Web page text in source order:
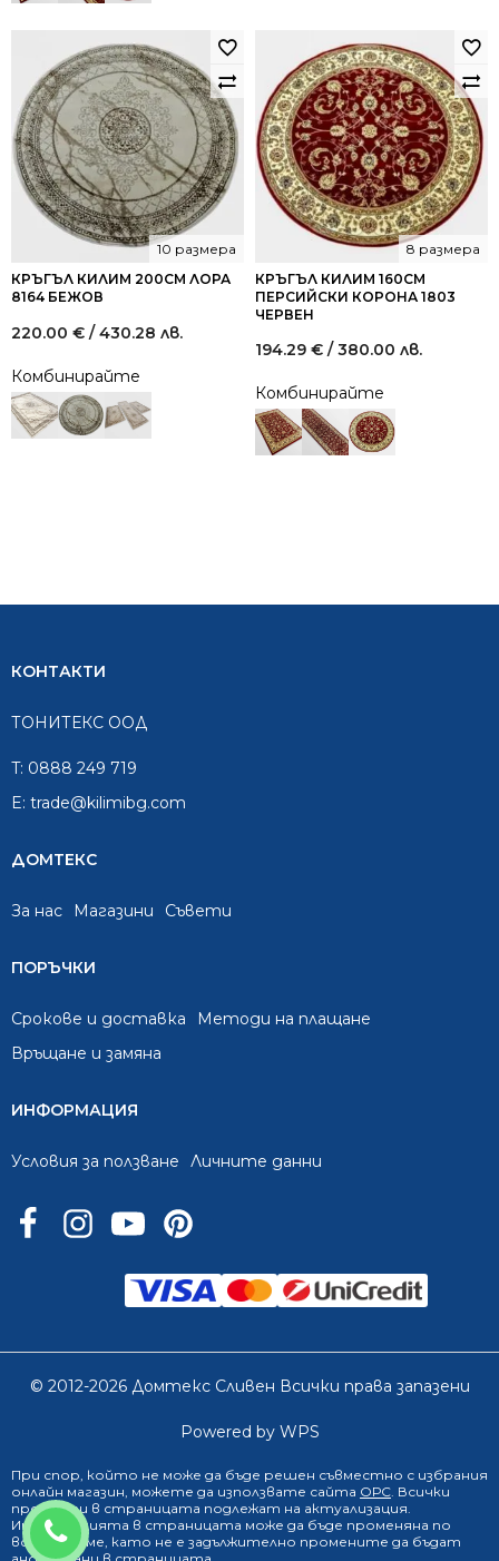
0888 249 719
КРЪГЪЛ КИЛИМ 200СМ ЛОРА
8164 БЕЖОВ
10 размера
220.00 € / 430.28 лв.
Комбинирайте
КРЪГЪЛ КИЛИМ 160СМ
ПЕРСИЙСКИ КОРОНА 1803
ЧЕРВЕН
8 размера
194.29 € / 380.00 лв.
Комбинирайте
КОНТАКТИ
ТОНИТЕКС ООД
T: 0888 249 719
E: trade@kilimibg.com
ДОМТЕКС
За нас Mагазини Съвети
ПОРЪЧКИ
Срокове и доставка
Методи на плащане
Връщане и замяна
ИНФОРМАЦИЯ
Условия за ползване Личните данни
© 2012-2026 Домтекс Сливен Всички права запазени
Powered by WPS
При спор, който не може да бъде решен съвместно с избрания
онлайн магазин, можете да използвате сайта ОРС. Всички
продукти в страницата подлежат на актуализация.
Информацията в страницата може да бъде променяна по
всяко време, като не е задължително промените да бъдат